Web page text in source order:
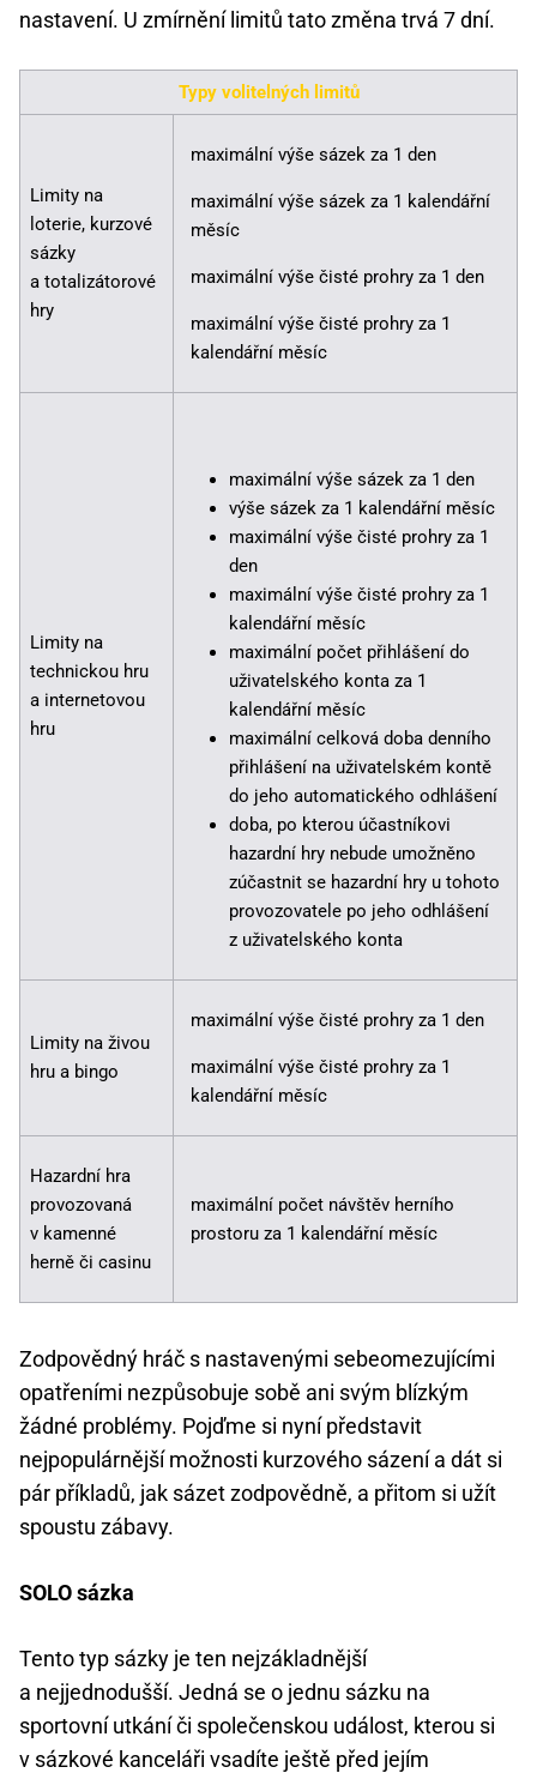
nastavení. U zmírnění limitů tato změna trvá 7 dní.
Typy volitelných limitů
Limity na
loterie, kurzové
sázky
a totalizátorové
hry
maximální výše sázek za 1 den
maximální výše sázek za 1 kalendářní
měsíc
maximální výše čisté prohry za 1 den
maximální výše čisté prohry za 1
kalendářní měsíc
Limity na
technickou hru
a internetovou
hru
maximální výše sázek za 1 den
výše sázek za 1 kalendářní měsíc
maximální výše čisté prohry za 1
den
maximální výše čisté prohry za 1
kalendářní měsíc
maximální počet přihlášení do
uživatelského konta za 1
kalendářní měsíc
maximální celková doba denního
přihlášení na uživatelském kontě
do jeho automatického odhlášení
doba, po kterou účastníkovi
hazardní hry nebude umožněno
zúčastnit se hazardní hry u tohoto
provozovatele po jeho odhlášení
z uživatelského konta
Limity na živou
hru a bingo
maximální výše čisté prohry za 1 den
maximální výše čisté prohry za 1
kalendářní měsíc
Hazardní hra
provozovaná
v kamenné
herně či casinu
maximální počet návštěv herního
prostoru za 1 kalendářní měsíc
Zodpovědný hráč s nastavenými sebeomezujícími
opatřeními nezpůsobuje sobě ani svým blízkým
žádné problémy. Pojďme si nyní představit
nejpopulárnější možnosti kurzového sázení a dát si
pár příkladů, jak sázet zodpovědně, a přitom si užít
spoustu zábavy.
SOLO sázka
Tento typ sázky je ten nejzákladnější
a nejjednodušší. Jedná se o jednu sázku na
sportovní utkání či společenskou událost, kterou si
v sázkové kanceláři vsadíte ještě před jejím